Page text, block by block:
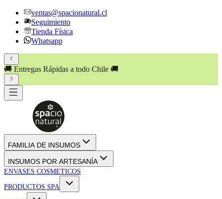
ventas@spacionatural.cl
Seguimiento
Tienda Física
Whatsapp
🚚 Entregas Rápidas a todo Chile 🚚
FAMILIA DE INSUMOS
INSUMOS POR ARTESANÍA
ENVASES COSMETICOS
PRODUCTOS SPA